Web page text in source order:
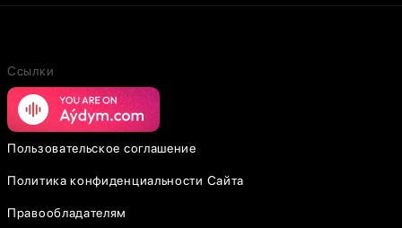
Ссылки
Пользовательское соглашение
Политика конфиденциальности Сайта
Правообладателям